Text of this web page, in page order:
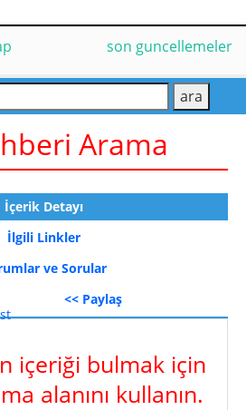
son guncellemeler
Arama
İçerik Detayı
İlgili Linkler
ve Sorular
<< Paylaş
içeriği bulmak için
alanını kullanın.